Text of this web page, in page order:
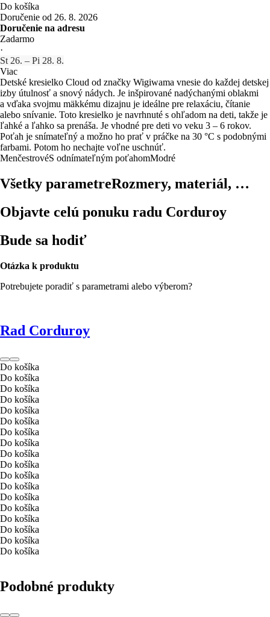
Do košíka
Doručenie od 26. 8. 2026
Doručenie na adresu
Zadarmo
·
St 26. – Pi 28. 8.
Viac
Detské kresielko Cloud od značky Wigiwama vnesie do každej detskej
izby útulnosť a snový nádych. Je inšpirované nadýchanými oblakmi
a vďaka svojmu mäkkému dizajnu je ideálne pre relaxáciu, čítanie
alebo snívanie. Toto kresielko je navrhnuté s ohľadom na deti, takže je
ľahké a ľahko sa prenáša. Je vhodné pre deti vo veku 3 – 6 rokov.
Poťah je snímateľný a možno ho prať v práčke na 30 °C s podobnými
farbami. Potom ho nechajte voľne uschnúť.
MenčestrovéS odnímateľným poťahomModré
Všetky parametreRozmery, materiál, …
Objavte celú ponuku radu Corduroy
Bude sa hodiť
Otázka k produktu
Potrebujete poradiť s parametrami alebo výberom?
Rad Corduroy
Do košíka
Do košíka
Do košíka
Do košíka
Do košíka
Do košíka
Do košíka
Do košíka
Do košíka
Do košíka
Do košíka
Do košíka
Do košíka
Do košíka
Do košíka
Do košíka
Do košíka
Do košíka
Podobné produkty